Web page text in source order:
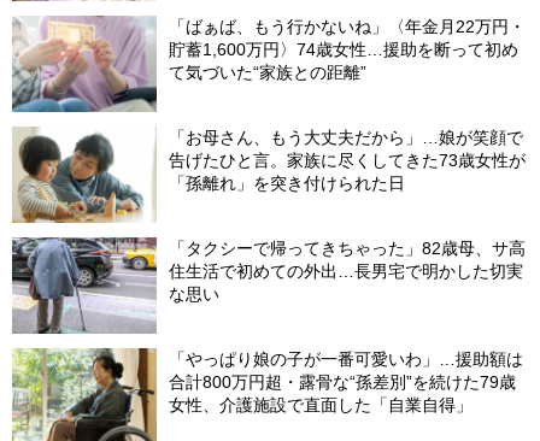
「ばぁば、もう行かないね」〈年金月22万円・
貯蓄1,600万円〉74歳女性…援助を断って初め
て気づいた“家族との距離”
「お母さん、もう大丈夫だから」…娘が笑顔で
告げたひと言。家族に尽くしてきた73歳女性が
「孫離れ」を突き付けられた日
「タクシーで帰ってきちゃった」82歳母、サ高
住生活で初めての外出…長男宅で明かした切実
な思い
「やっぱり娘の子が一番可愛いわ」…援助額は
合計800万円超・露骨な“孫差別”を続けた79歳
女性、介護施設で直面した「自業自得」